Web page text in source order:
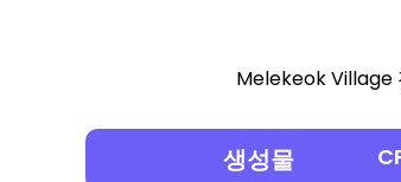
Melekeok Village
생성물